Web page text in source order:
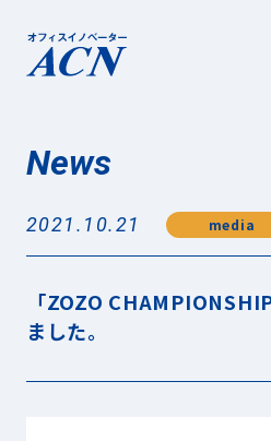
法人のお客様
個人のお客様
ACNについて
事業内容
News
2021.10.21 media
「ZOZO
ました。